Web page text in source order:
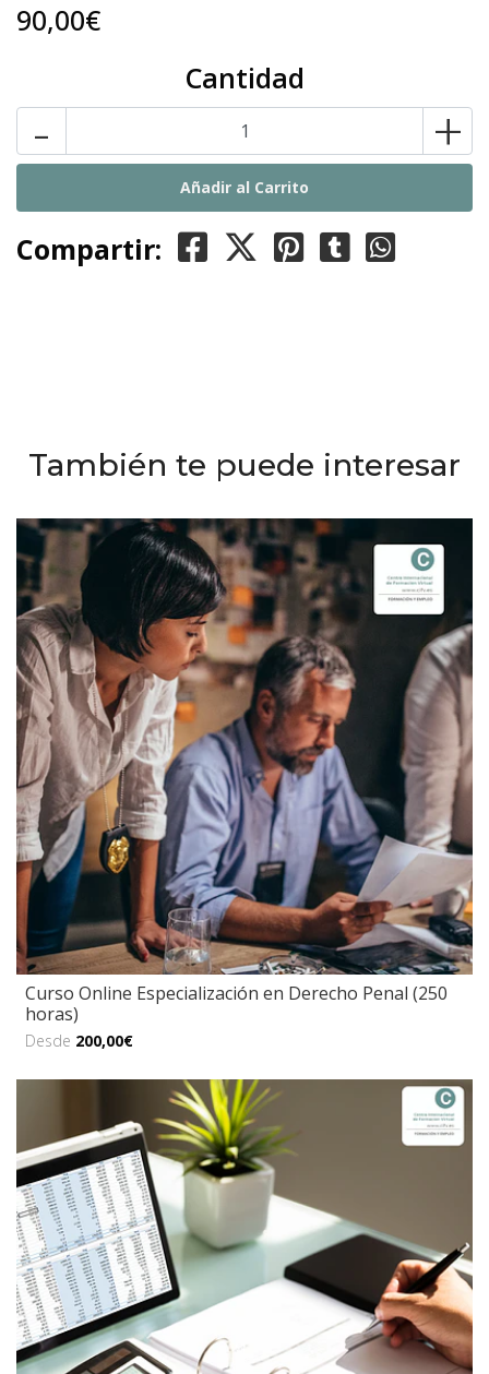
90,00€
Cantidad
- +
Compartir:
También te puede interesar
Curso Online Especialización en Derecho Penal (250
horas)
Desde 200,00€